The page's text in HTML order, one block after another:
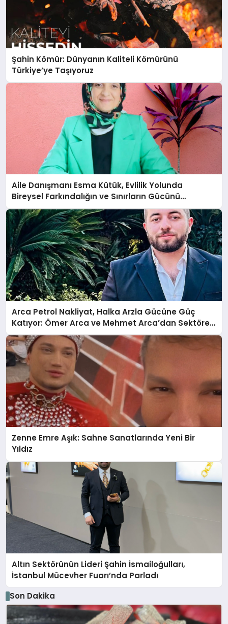
Şahin Kömür: Dünyanın Kaliteli Kömürünü
Türkiye’ye Taşıyoruz
Aile Danışmanı Esma Kütük, Evlilik Yolunda
Bireysel Farkındalığın ve Sınırların Gücünü
Anlatıyor
Arca Petrol Nakliyat, Halka Arzla Gücüne Güç
Katıyor: Ömer Arca ve Mehmet Arca’dan Sektöre
Güçlü Yatırım
Zenne Emre Aşık: Sahne Sanatlarında Yeni Bir
Yıldız
Altın Sektörünün Lideri Şahin İsmailoğulları,
İstanbul Mücevher Fuarı’nda Parladı ￼
Son Dakika